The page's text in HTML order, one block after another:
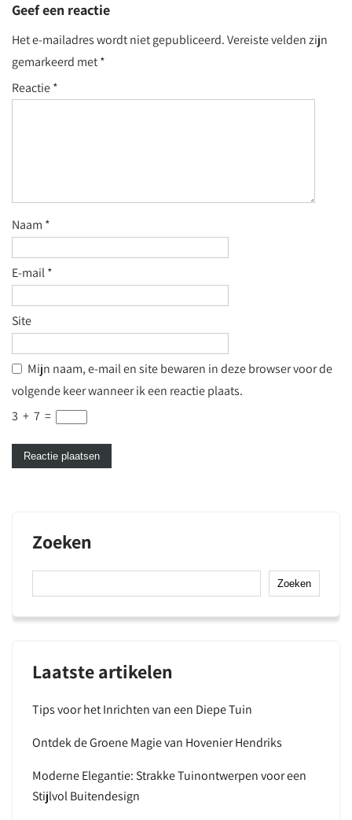
Geef een reactie
Het e-mailadres wordt niet gepubliceerd.Vereiste velden zijn
gemarkeerd met*
Reactie*
Naam *
E-mail*
Site
Mijn naam, e-mail en site bewaren in deze browser voor de
volgende keer wanneer ik een reactie plaats.
3 + 7 =
Zoeken
Zoeken
Laatste artikelen
Tips voor het Inrichten van een Diepe Tuin
Ontdek de Groene Magie van Hovenier Hendriks
Moderne Elegantie: Strakke Tuinontwerpen voor een
Stijlvol Buitendesign